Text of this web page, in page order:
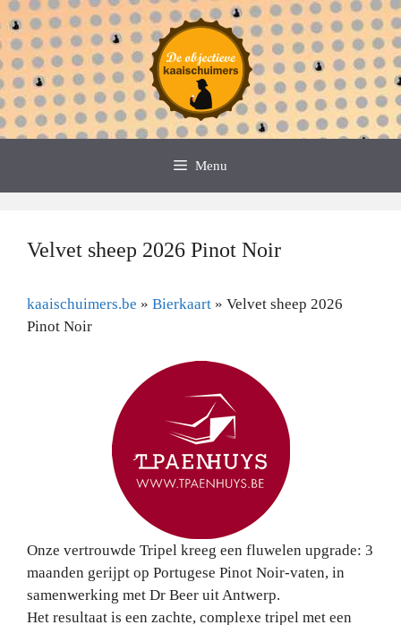
Spring
naar
de
inhoud
Menu
Velvet sheep 2026 Pinot Noir
kaaischuimers.be » Bierkaart » Velvet sheep 2026
Pinot Noir
Onze vertrouwde Tripel kreeg een fluwelen upgrade: 3
maanden gerijpt op Portugese Pinot Noir-vaten, in
samenwerking met Dr Beer uit Antwerp.
Het resultaat is een zachte, complexe tripel met een